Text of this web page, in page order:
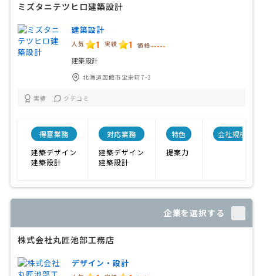
ミズタニテツヒロ建築設計
建築設計
人気 1 実績 1 価格 -----
建築設計
北海道函館市宝来町7-3
実績 クチコミ
得意業務
建築デザイン
建築設計
対応業務
建築デザイン
建築設計
特色
提案力
会社規模
企業を選択する
株式会社丸匠池部工務店
デザイン・設計